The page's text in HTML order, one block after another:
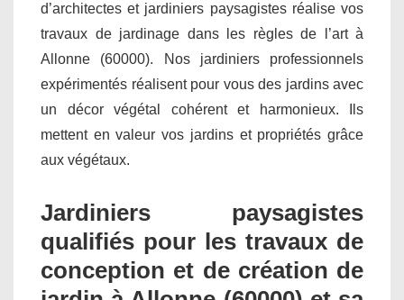
d’architectes et jardiniers paysagistes réalise vos
travaux de jardinage dans les règles de l’art à
Allonne (60000). Nos jardiniers professionnels
expérimentés réalisent pour vous des jardins avec
un décor végétal cohérent et harmonieux. Ils
mettent en valeur vos jardins et propriétés grâce
aux végétaux.
Jardiniers paysagistes
qualifiés pour les travaux de
conception et de création de